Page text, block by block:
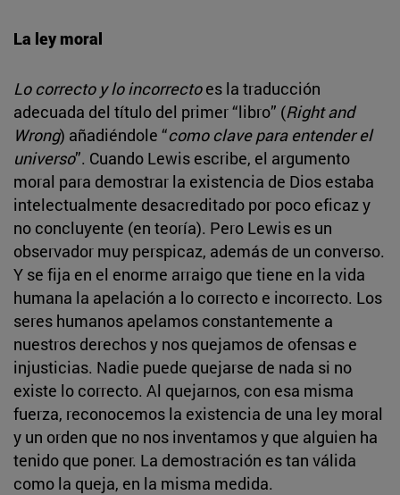
La ley moral
Lo correcto y lo incorrectoes la traducción
adecuada del título del primer “libro” (Right and
Wrong) añadiéndole “como clave para entender el
universo”. Cuando Lewis escribe, el argumento
moral para demostrar la existencia de Dios estaba
intelectualmente desacreditado por poco eficaz y
no concluyente (en teoría). Pero Lewis es un
observador muy perspicaz, además de un converso.
Y se fija en el enorme arraigo que tiene en la vida
humana la apelación a lo correcto e incorrecto. Los
seres humanos apelamos constantemente a
nuestros derechos y nos quejamos de ofensas e
injusticias. Nadie puede quejarse de nada si no
existe lo correcto. Al quejarnos, con esa misma
fuerza, reconocemos la existencia de una ley moral
y un orden que no nos inventamos y que alguien ha
tenido que poner. La demostración es tan válida
como la queja, en la misma medida.